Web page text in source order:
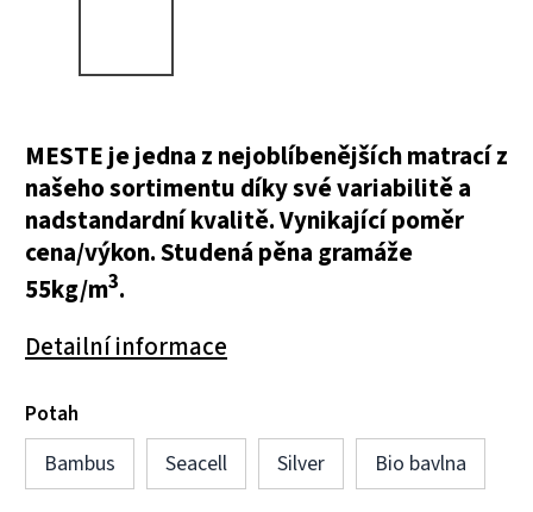
MESTE je jedna z nejoblíbenějších matrací z
našeho sortimentu díky své variabilitě a
nadstandardní kvalitě. Vynikající poměr
cena/výkon. Studená pěna gramáže
55kg/m3.
Detailní informace
Potah
Bambus
Seacell Silver Bio bavlna